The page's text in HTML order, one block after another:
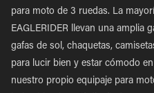
para moto de 3 ruedas. La
EAGLERIDER llevan una amplia
gafas de sol, chaquetas,
para lucir bien y estar cómodo
nuestro propio equipaje para